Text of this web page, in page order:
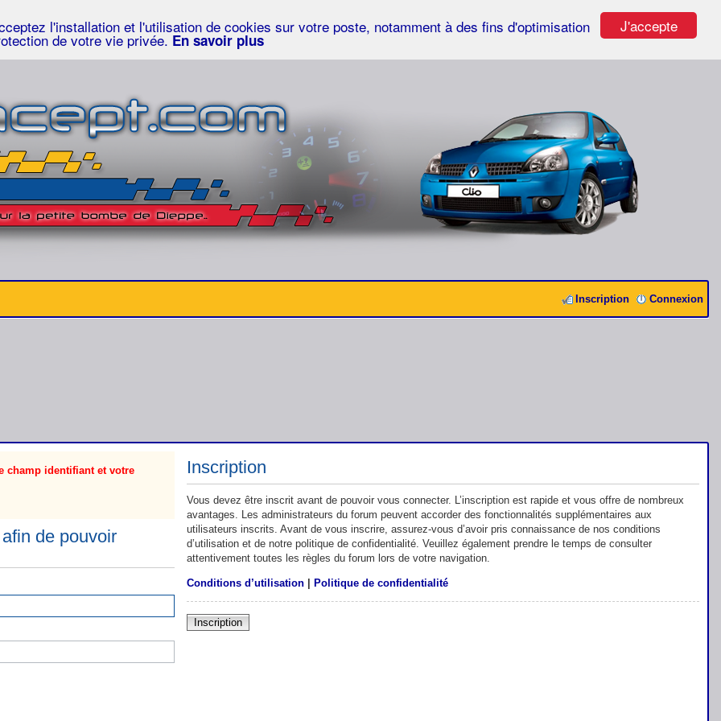
J'accepte
l'installation et l'utilisation de cookies sur votre poste, notamment à des fins d'optimisation
de votre vie privée. En savoir plus
Connexion
Inscription
champ identifiant et votre
de pouvoir
Inscription
Vous devez être inscrit avant de pouvoir vous connecter. L’inscription est rapide et vous offre de nombreux
avantages. Les administrateurs du forum peuvent accorder des fonctionnalités supplémentaires aux
utilisateurs inscrits. Avant de vous inscrire, assurez-vous d’avoir pris connaissance de nos conditions
d’utilisation et de notre politique de confidentialité. Veuillez également prendre le temps de consulter
attentivement toutes les règles du forum lors de votre navigation.
Conditions d’utilisation| Politique de confidentialité
Inscription